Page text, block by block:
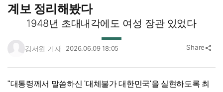
계보 정리해봤다
1948년 초대내각에도 여성 장관 있었다
강서원 기자 2026.06.09 18:05 Share share
"대통령께서 말씀하신 '대체불가 대한민국'을 실현하도록 최